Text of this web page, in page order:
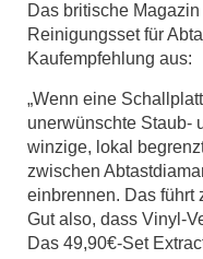
Das britische
Reinigungsset für
Kaufempfehlung aus:
„Wenn eine
unerwünschte Staub-
winzige, lokal
zwischen
einbrennen. Das führt
Gut also, dass Vinyl-
Das 49,90€-Set